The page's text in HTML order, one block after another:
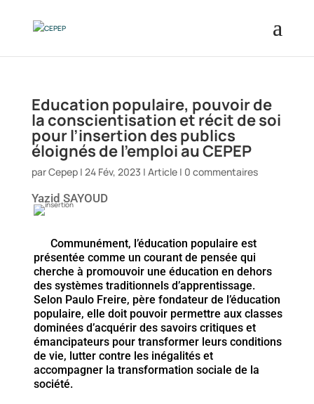
Education populaire, pouvoir de
la conscientisation et récit de soi
pour l’insertion des publics
éloignés de l’emploi au CEPEP
parCepep| 24 Fév, 2023 | Article| 0 commentaires
Yazid SAYOUD
Communément, l’éducation populaire est
présentée comme un courant de pensée qui
cherche à promouvoir une éducation en dehors
des systèmes traditionnels d’apprentissage.
Selon Paulo Freire, père fondateur de l’éducation
populaire, elle doit pouvoir permettre aux classes
dominées d’acquérir des savoirs critiques et
émancipateurs pour transformer leurs conditions
de vie, lutter contre les inégalités et
accompagner la transformation sociale de la
société.